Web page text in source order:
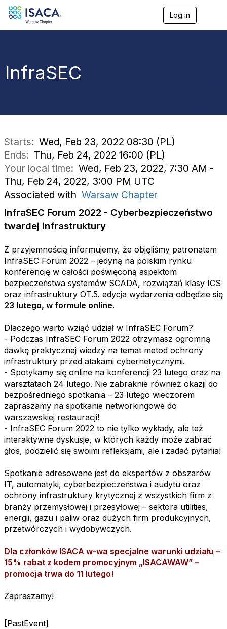
Log in
a
InfraSEC
Starts: Wed, Feb 23, 2022 08:30 (PL)
Ends: Thu, Feb 24, 2022 16:00 (PL)
Your local time: Wed, Feb 23, 2022, 7:30 AM -
Thu, Feb 24, 2022, 3:00 PM UTC
Associated with Warsaw Chapter
InfraSEC Forum 2022 - Cyberbezpieczeństwo
twardej infrastruktury
Z przyjemnością informujemy, że objęliśmy patronatem
InfraSEC Forum 2022 – jedyną na polskim rynku
konferencję w całości poświęconą aspektom
bezpieczeństwa systemów SCADA, rozwiązań klasy ICS
oraz infrastruktury OT.5. edycja wydarzenia odbędzie się
23 lutego, w formule online.
Dlaczego warto wziąć udział w InfraSEC Forum?
- Podczas InfraSEC Forum 2022 otrzymasz ogromną
dawkę praktycznej wiedzy na temat metod ochrony
infrastruktury przed atakami cybernetycznymi.
- Spotykamy się online na konferencji 23 lutego oraz na
warsztatach 24 lutego. Nie zabraknie również okazji do
bezpośredniego spotkania – 23 lutego wieczorem
zapraszamy na spotkanie networkingowe do
warszawskiej restauracji!
- InfraSEC Forum 2022 to nie tylko wykłady, ale też
interaktywne dyskusje, w których każdy może zabrać
głos, podzielić się swoimi refleksjami, ale i zadać pytania!
Spotkanie adresowane jest do ekspertów z obszarów
IT, automatyki, cyberbezpieczeństwa i audytu oraz
ochrony infrastruktury krytycznej z wszystkich firm z
branży przemysłowej i przesyłowej – sektora utilities,
energii, gazu i paliw oraz dużych firm produkcyjnych,
przetwórczych i wydobywczych.
Dla członków ISACA w-wa specjalne warunki udziału –
15% rabat z kodem promocyjnym „ISACAWAW” –
promocja trwa do 11 lutego!
Zapraszamy!
[PastEvent]